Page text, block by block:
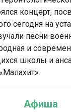
Афиша
концерт,
сегодня на
песни
и
школы и